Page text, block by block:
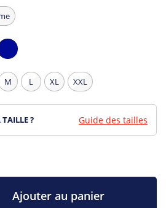
M L XL XXL
TAILLE ? Guide des tailles
Ajouter au panier